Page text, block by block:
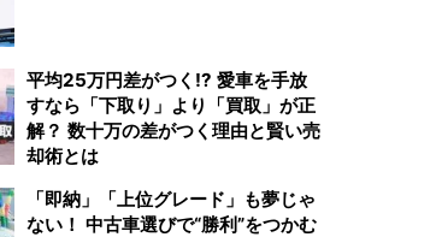
平均25万円差がつく!? 愛車を手放
すなら「下取り」より「買取」が正
解？ 数十万の差がつく理由と賢い売
却術とは
「即納」「上位グレード」も夢じゃ
ない！ 中古車選びで“勝利”をつかむ